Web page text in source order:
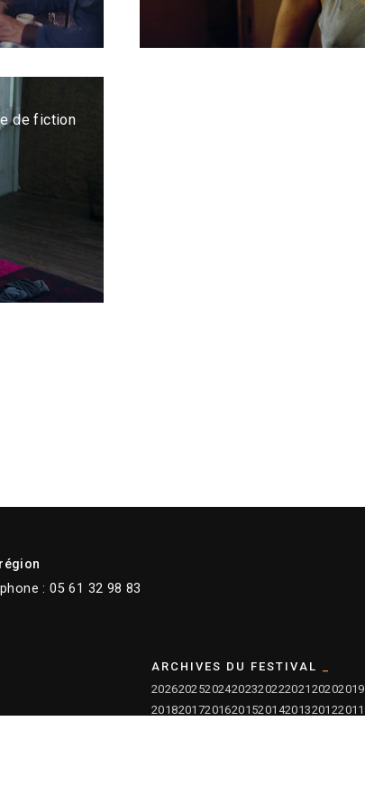
de fiction
: 05 61 32 98 83
ARCHIVES DU FESTIVAL
202620252024202320222021 20202019
20182017201620152014201320122011